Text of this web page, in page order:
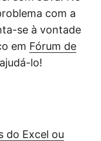
com a
se à vontade
em Fórum de
lo!
do Excel ou